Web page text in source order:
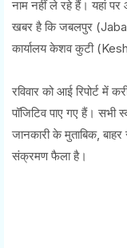
नाम नहीं ले रहे हैं। यहां
खबर है कि जबलपुर
कार्यालय केशव कुटी
रविवार को आई रिपोर्ट
पॉजिटिव पाए गए हैं।
जानकारी के मुताबिक,
संक्रमण फैला है।